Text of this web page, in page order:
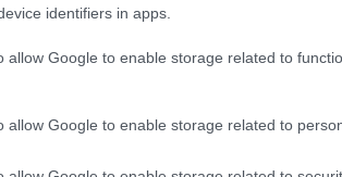
identifiers in apps.
allow Google to enable storage related to
allow Google to enable storage related to
nem vállal, azokat nem ellenőrzi. Kifogás esetén forduljon a
és azadatvédelmi tájékoztatóban